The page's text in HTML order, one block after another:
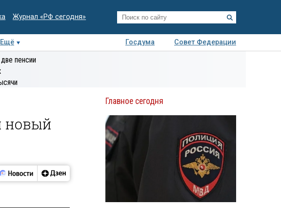
Журнал «РФ сегодня»
Ещё Госдума
Совет Федерации
Деловая
пенсии
новый
Главное сегодня